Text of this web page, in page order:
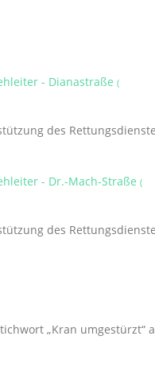
- Dianastraße (
des
- Dr.-Mach-Straße (
des
„Kran